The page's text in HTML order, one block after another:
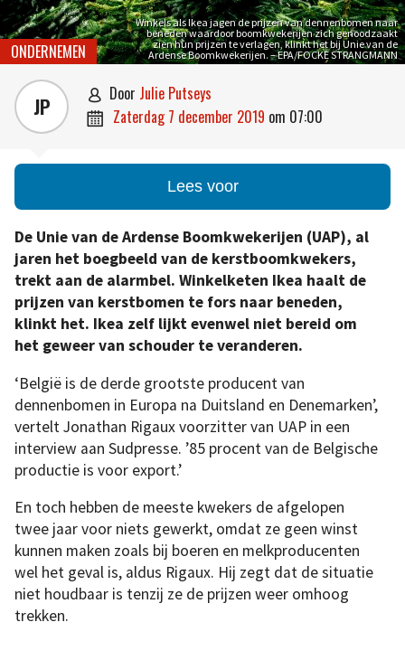
Winkels als Ikea jagen de prijzen van dennenbomen naar
beneden waardoor boomkwekerijen zich genoodzaakt
zien hun prijzen te verlagen, klinkt het bij Unie van de
Ardense Boomkwekerijen. – EPA/FOCKE STRANGMANN
ONDERNEMEN
JP  door Julie Putseys
 zaterdag 7 december 2019 om 07:00
Lees voor
De Unie van de Ardense Boomkwekerijen (UAP), al
jaren het boegbeeld van de kerstboomkwekers,
trekt aan de alarmbel. Winkelketen Ikea haalt de
prijzen van kerstbomen te fors naar beneden,
klinkt het. Ikea zelf lijkt evenwel niet bereid om
het geweer van schouder te veranderen.
‘België is de derde grootste producent van
dennenbomen in Europa na Duitsland en Denemarken’,
vertelt Jonathan Rigaux voorzitter van UAP in een
interview aan Sudpresse. ’85 procent van de Belgische
productie is voor export.’
En toch hebben de meeste kwekers de afgelopen
twee jaar voor niets gewerkt, omdat ze geen winst
kunnen maken zoals bij boeren en melkproducenten
wel het geval is, aldus Rigaux. Hij zegt dat de situatie
niet houdbaar is tenzij ze de prijzen weer omhoog
trekken.